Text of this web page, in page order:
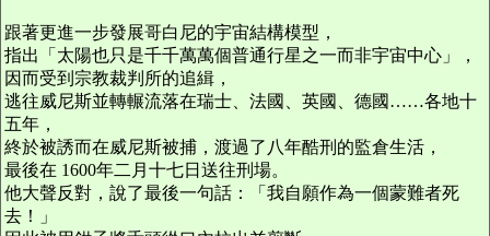
跟著更進一步發展哥白尼的宇宙結構模型，
指出「太陽也只是千千萬萬個普通行星之一而非宇宙中心」，
因而受到宗教裁判所的追緝，
逃往威尼斯並轉輾流落在瑞士、法國、英國、德國……各地十
五年，
終於被誘而在威尼斯被捕，渡過了八年酷刑的監倉生活，
最後在 1600年二月十七日送往刑場。
他大聲反對，說了最後一句話：「我自願作為一個蒙難者死
去！」